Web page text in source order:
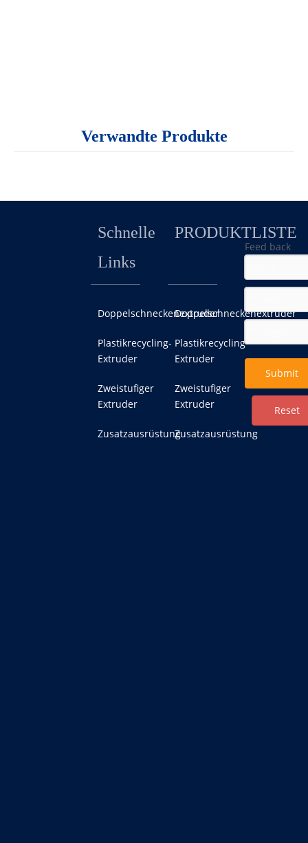
Verwandte Produkte
Schnelle
Links
Doppelschneckenextruder
Plastikrecycling-
Extruder
Zweistufiger
Extruder
Zusatzausrüstung
PRODUKTLISTE
Doppelschneckenextruder
Plastikrecycling-
Extruder
Zweistufiger
Extruder
Zusatzausrüstung
Feed back
Submit
Reset